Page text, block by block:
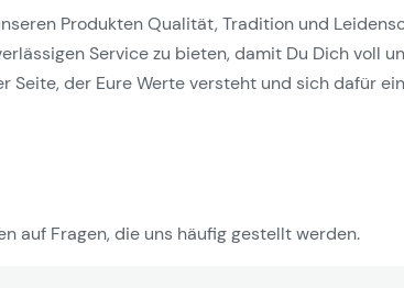
Produkten Qualität, Tradition und
Service zu bieten, damit Du Dich voll
Seite, der Eure Werte versteht und sich dafür
auf Fragen, die uns häufig gestellt werden.